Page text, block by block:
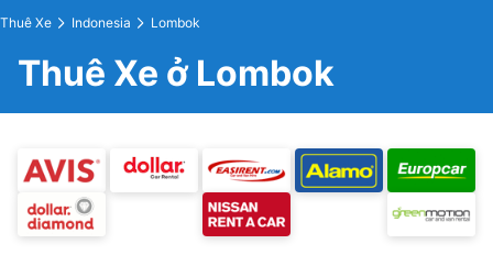
Thuê Xe Indonesia Lombok
Thuê Xe ở Lombok